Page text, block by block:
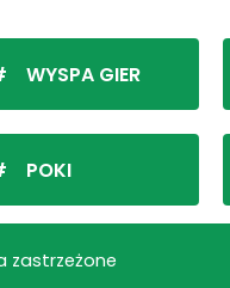
WYSPA GIER
POKI
zastrzeżone